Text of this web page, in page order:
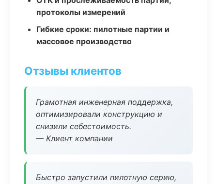
протоколы измерений
Гибкие сроки: пилотные партии и
массовое производство
Отзывы клиентов
Грамотная инженерная поддержка,
оптимизировали конструкцию и
снизили себестоимость.
— Клиент компании
Быстро запустили пилотную серию,